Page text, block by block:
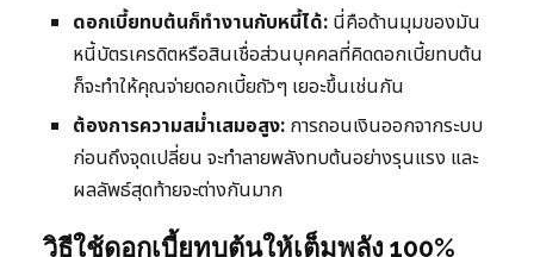
ดอกเบี้ยทบต้นก็ทำงานกับหนี้ได้: นี่คือด้านมุมของมัน
หนี้บัตรเครดิตหรือสินเชื่อส่วนบุคคลที่คิดดอกเบี้ยทบต้น
ก็จะทำให้คุณจ่ายดอกเบี้ยถัวๆ เยอะขึ้นเช่นกัน
ต้องการความสม่ำเสมอสูง: การถอนเงินออกจากระบบ
ก่อนถึงจุดเปลี่ยน จะทำลายพลังทบต้นอย่างรุนแรง และ
ผลลัพธ์สุดท้ายจะต่างกันมาก
วิธีใช้ดอกเบี้ยทบต้นให้เต็มพลัง 100%